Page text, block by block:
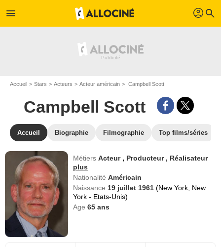
menu profil search
Accueil Stars Acteurs Acteur américain Campbell Scott
Campbell Scott
Accueil Biographie Filmographie Top films/séries
MétiersActeur , Producteur , Réalisateur
plus
NationalitéAméricain
Naissance 19 juillet 1961(New York, New
York - Etats-Unis)
Age65 ans